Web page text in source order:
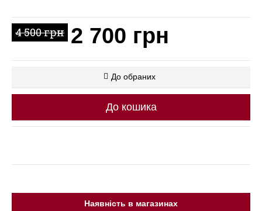
4 500 грн 2 700 грн
До обраних
До кошика
Наявність в магазинах